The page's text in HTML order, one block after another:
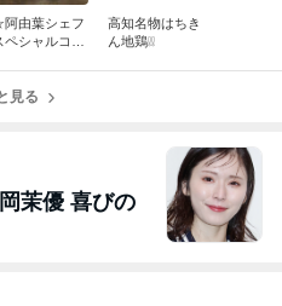
由葉シェフ
ペシャルコー
高知名物はちき
ん地鶏❕❕
見る
茉優 喜びの